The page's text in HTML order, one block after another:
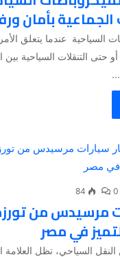
الجماعية بأمان
السياحية عندما يتعلق الأمر
حتى التنقلات السياحية بين
0
84
مرسيدس من
في مصر
السياحي، تظل العلامة